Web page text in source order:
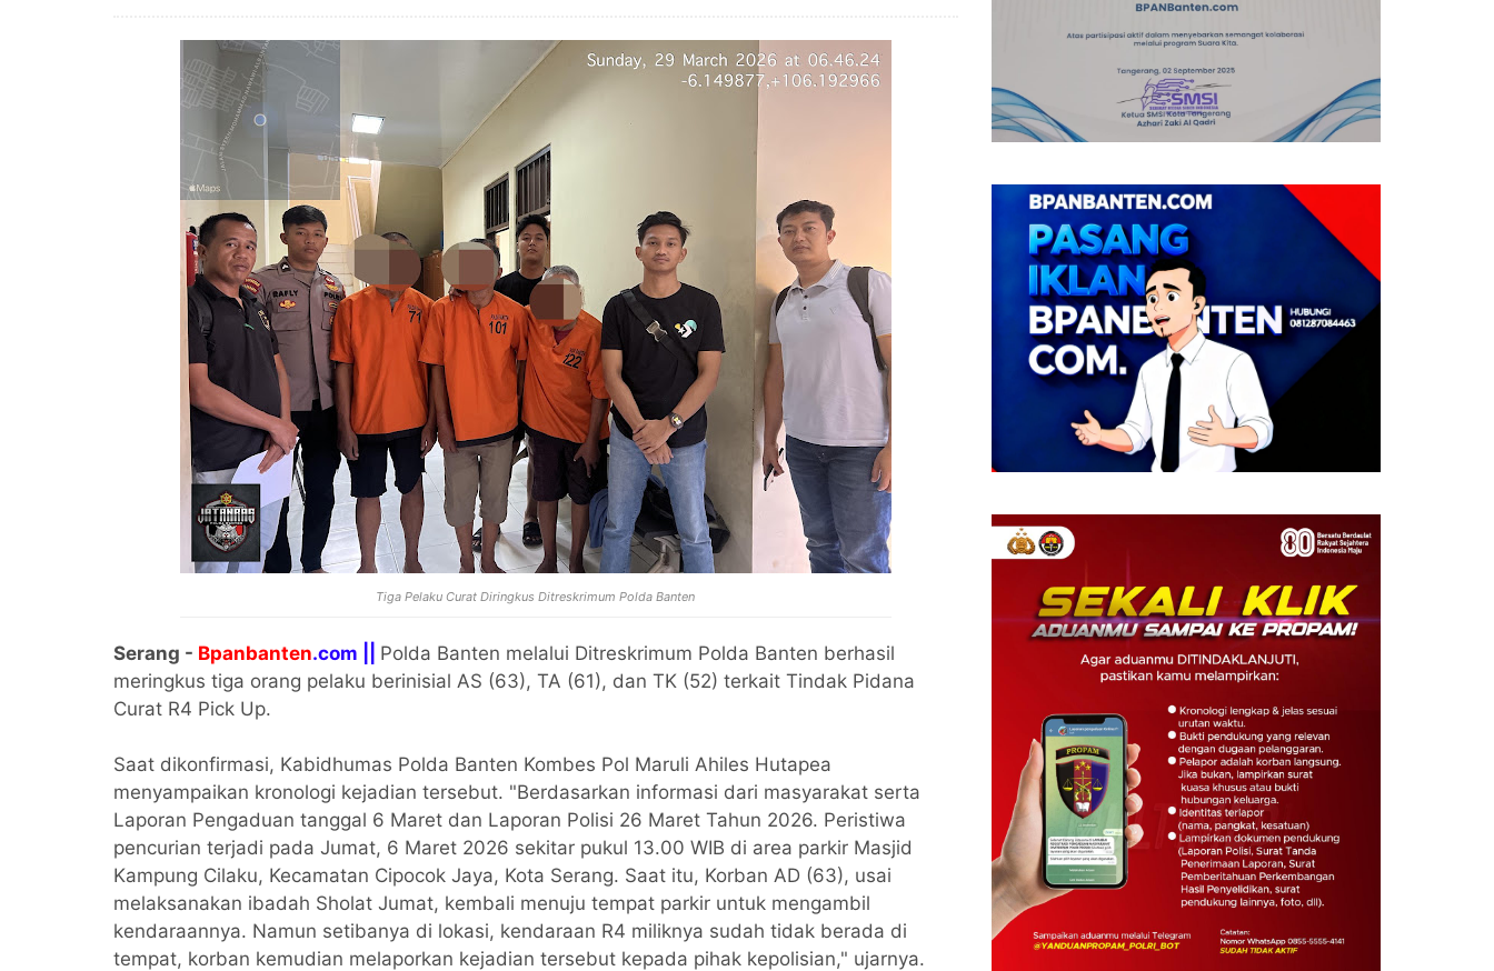
Tiga Pelaku Curat Diringkus Ditreskrimum Polda Banten
Serang - Bpanbanten.com || Polda Banten melalui Ditreskrimum Polda Banten berhasil
meringkus tiga orang pelaku berinisial AS (63), TA (61), dan TK (52) terkait Tindak Pidana
Curat R4 Pick Up.
Saat dikonfirmasi, Kabidhumas Polda Banten Kombes Pol Maruli Ahiles Hutapea
menyampaikan kronologi kejadian tersebut. "Berdasarkan informasi dari masyarakat serta
Laporan Pengaduan tanggal 6 Maret dan Laporan Polisi 26 Maret Tahun 2026. Peristiwa
pencurian terjadi pada Jumat, 6 Maret 2026 sekitar pukul 13.00 WIB di area parkir Masjid
Kampung Cilaku, Kecamatan Cipocok Jaya, Kota Serang. Saat itu, Korban AD (63), usai
melaksanakan ibadah Sholat Jumat, kembali menuju tempat parkir untuk mengambil
kendaraannya. Namun setibanya di lokasi, kendaraan R4 miliknya sudah tidak berada di
tempat, korban kemudian melaporkan kejadian tersebut kepada pihak kepolisian," ujarnya.